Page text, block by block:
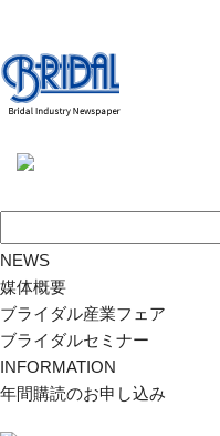
NEWS
媒体概要
ブライダル産業フェア
ブライダルセミナー
INFORMATION
年間購読のお申し込み